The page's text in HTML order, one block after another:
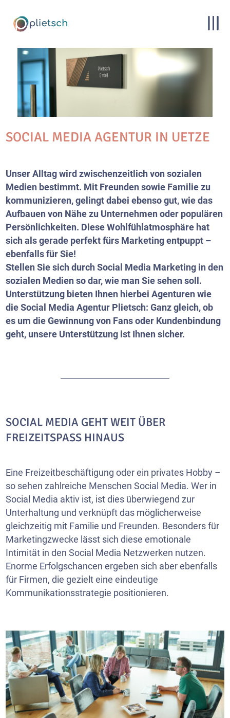
SOCIAL MEDIA AGENTUR IN UETZE
Unser Alltag wird zwischenzeitlich von sozialen
Medien bestimmt. Mit Freunden sowie Familie zu
kommunizieren, gelingt dabei ebenso gut, wie das
Aufbauen von Nähe zu Unternehmen oder populären
Persönlichkeiten. Diese Wohlfühlatmosphäre hat
sich als gerade perfekt fürs Marketing entpuppt –
ebenfalls für Sie!
Stellen Sie sich durch Social Media Marketing in den
sozialen Medien so dar, wie man Sie sehen soll.
Unterstützung bieten Ihnen hierbei Agenturen wie
die Social Media Agentur Plietsch: Ganz gleich, ob
es um die Gewinnung von Fans oder Kundenbindung
geht, unsere Unterstützung ist Ihnen sicher.
SOCIAL MEDIA GEHT WEIT ÜBER
FREIZEITSPASS HINAUS
Eine Freizeitbeschäftigung oder ein privates Hobby –
so sehen zahlreiche Menschen Social Media. Wer in
Social Media aktiv ist, ist dies überwiegend zur
Unterhaltung und verknüpft das möglicherweise
gleichzeitig mit Familie und Freunden. Besonders für
Marketingzwecke lässt sich diese emotionale
Intimität in den Social Media Netzwerken nutzen.
Enorme Erfolgschancen ergeben sich aber ebenfalls
für Firmen, die gezielt eine eindeutige
Kommunikationsstrategie positionieren.